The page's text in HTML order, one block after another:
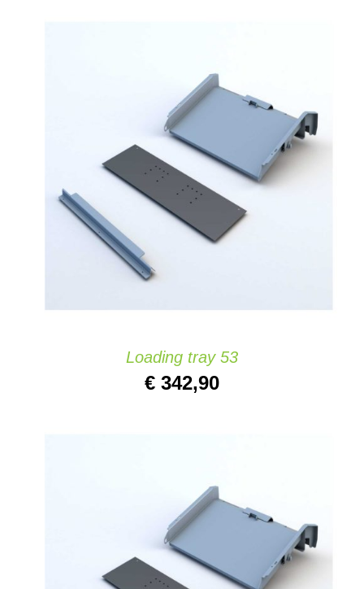
IN DEN WARENKORB
/
Loading tray 53
€ 342,90
IN DEN WARENKORB
/